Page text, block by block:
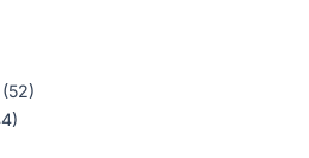
(52)